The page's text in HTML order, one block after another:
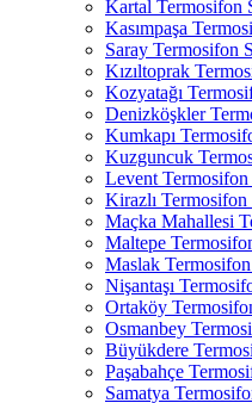
Kartal Termosifon
Kasımpaşa
Saray Termosifon
Kızıltoprak
Kozyatağı
Denizköşkler
Kumkapı
Kuzguncuk
Levent Termosifon
Kirazlı Termosifon
Maçka Mahallesi
Maltepe
Maslak
Nişantaşı
Ortaköy
Osmanbey
Büyükdere
Paşabahçe
Samatya